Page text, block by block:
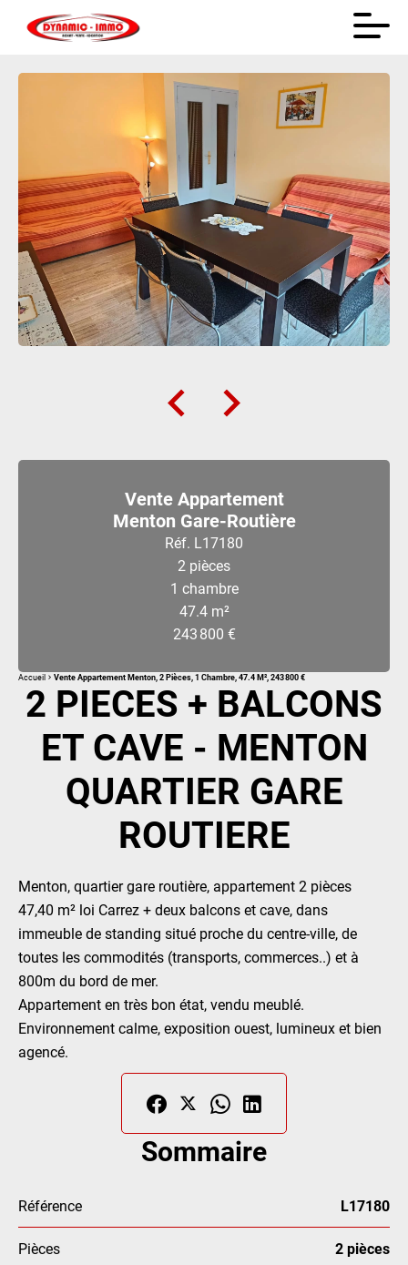
Vente Appartement
Menton Gare-Routière
Réf. L17180
2 pièces
1 chambre
47.4 m²
243 800 €
Accueil Vente Appartement Menton, 2 Pièces, 1 Chambre, 47.4 M², 243 800 €
2 PIECES + BALCONS
ET CAVE - MENTON
QUARTIER GARE
ROUTIERE
Menton, quartier gare routière, appartement 2 pièces
47,40 m² loi Carrez + deux balcons et cave, dans
immeuble de standing situé proche du centre-ville, de
toutes les commodités (transports, commerces..) et à
800m du bord de mer.
Appartement en très bon état, vendu meublé.
Environnement calme, exposition ouest, lumineux et bien
agencé.
Sommaire
Référence L17180
Pièces 2 pièces